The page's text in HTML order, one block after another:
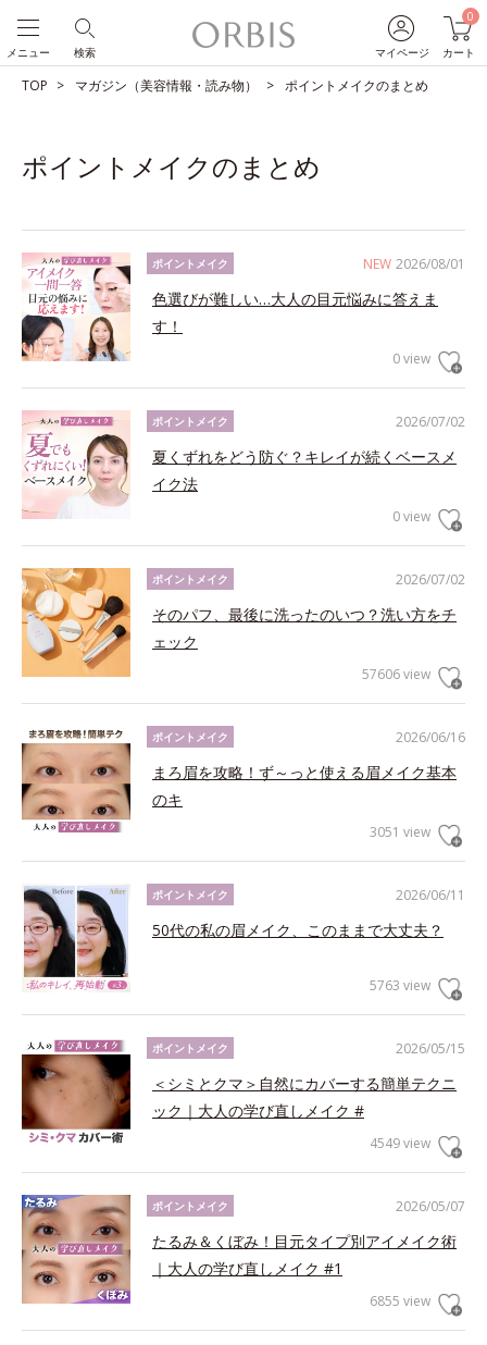
マイページ
0
カート
検索
メニュー
TOP マガジン（美容情報・読み物） ポイントメイクのまとめ
ポイントメイクのまとめ
NEW 2026/08/01
ポイントメイク
色選びが難しい…大人の目元悩みに答えま
す！
0 view
2026/07/02
ポイントメイク
夏くずれをどう防ぐ？キレイが続くベースメ
イク法
0 view
2026/07/02
ポイントメイク
そのパフ、最後に洗ったのいつ？洗い方をチ
ェック
57606 view
2026/06/16
ポイントメイク
まろ眉を攻略！ず～っと使える眉メイク基本
のキ
3051 view
2026/06/11
ポイントメイク
50代の私の眉メイク、このままで大丈夫？
5763 view
2026/05/15
ポイントメイク
＜シミとクマ＞自然にカバーする簡単テクニ
ック｜大人の学び直しメイク #
4549 view
2026/05/07
ポイントメイク
たるみ＆くぼみ！目元タイプ別アイメイク術
｜大人の学び直しメイク #1
6855 view